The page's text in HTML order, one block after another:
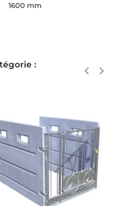
1600 mm
: keyboard_arrow_left keyboard_arrow_right